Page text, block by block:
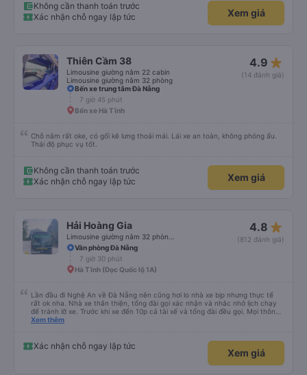
Không cần thanh toán trước
Xác nhận chỗ ngay lập tức
Xem giá
Thiên Cầm 38
Limousine giường nằm 22 cabin
Limousine giường nằm 32 phòng
4.9 star_rate
(14 đánh giá)
Bến xe trung tâm Đà Nẵng
7 giờ 45 phút
Bến xe Hà Tĩnh
Chỗ nằm rất oke, có gối kê lưng thoải mái. Lái xe an toàn, không phóng ẩu.
Thái độ phục vụ tốt.
Không cần thanh toán trước
Xác nhận chỗ ngay lập tức
Xem giá
Hải Hoàng Gia 4.8 star_rate
(812 đánh giá)
Văn phòng Đà Nẵng
7 giờ 30 phút
Hà Tĩnh (Dọc Quốc lộ 1A)
Lần đầu đi Nghệ An về Đà Nẵng nên cũng hơi lo nhà xe bịp nhưng thực tế
rất ok nha. Nhà xe thân thiện, tổng đài gọi xác nhận và nhắc nhở lịch chạy
để tránh lỡ xe. Trước khi xe đến 10p cả tài xế và tổng đài đều gọi. Mọi thông
tin về biển số xe và số điện thoại tài xế đều trùng khớp trong email nhận
thời gian dự kiến. 10 điểm, lần sau có nhu cầu sẽ chọn nhà xe này để đi Vinh
<-> Đà Nẵng
Xem thêm
Xác nhận chỗ ngay lập tức
Xem giá